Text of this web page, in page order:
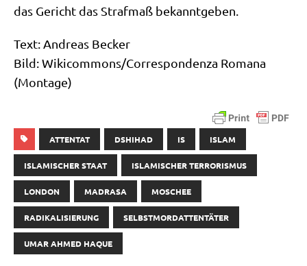
das Gericht das Straf­maß bekanntgeben.
Text: Andre­as Becker
Bild: Wikicommons/​Correspondenza Roma­na
(Mon­ta­ge)
ATTENTAT DSHIHAD IS ISLAM
ISLAMISCHER STAAT ISLAMISCHER TERRORISMUS
LONDON MADRASA MOSCHEE
RADIKALISIERUNG SELBSTMORDATTENTÄTER
UMAR AHMED HAQUE